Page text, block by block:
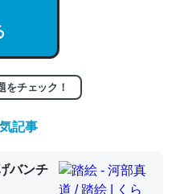
（１） - conceptualization
と英語小説100ページ分
量。進化すればするほど分
をチェック！
記事
バンチ